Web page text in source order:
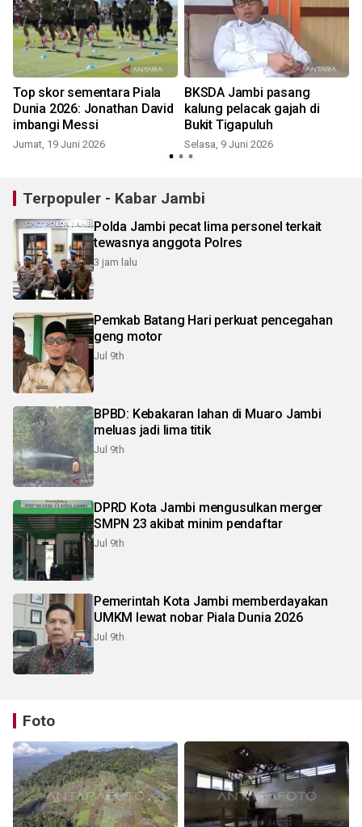
Top skor sementara Piala
Dunia 2026: Jonathan David
imbangi Messi
Jumat, 19 Juni 2026
BKSDA Jambi pasang
kalung pelacak gajah di
Bukit Tigapuluh
Selasa, 9 Juni 2026
Terpopuler - Kabar Jambi
Polda Jambi pecat lima personel terkait
tewasnya anggota Polres
3 jam lalu
Pemkab Batang Hari perkuat pencegahan
geng motor
Jul 9th
BPBD: Kebakaran lahan di Muaro Jambi
meluas jadi lima titik
Jul 9th
DPRD Kota Jambi mengusulkan merger
SMPN 23 akibat minim pendaftar
Jul 9th
Pemerintah Kota Jambi memberdayakan
UMKM lewat nobar Piala Dunia 2026
Jul 9th
Foto